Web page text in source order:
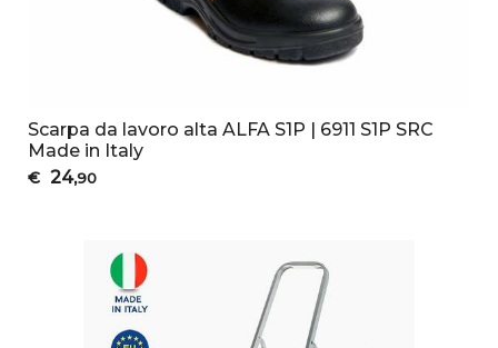
Scarpa da lavoro alta ALFA S1P | 6911 S1P SRC
Made in Italy
€ 24,90